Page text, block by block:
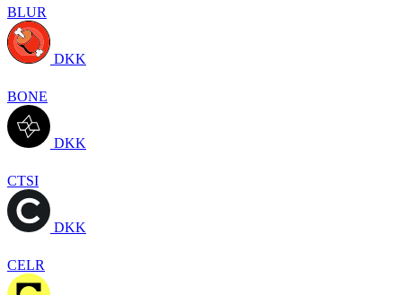
BLUR
DKK
BONE
DKK
CTSI
DKK
CELR